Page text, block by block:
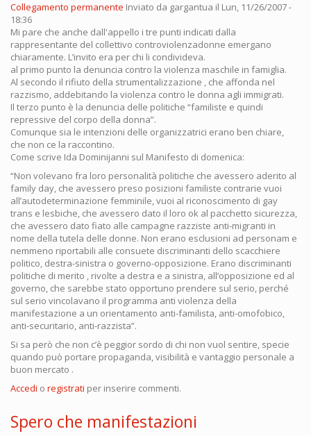
Collegamento permanente Inviato da gargantua il Lun, 11/26/2007 -
18:36
Mi pare che anche dall'appello i tre punti indicati dalla
rappresentante del collettivo controviolenzadonne emergano
chiaramente. L’invito era per chi li condivideva.
al primo punto la denuncia contro la violenza maschile in famiglia.
Al secondo il rifiuto della strumentalizzazione , che affonda nel
razzismo, addebitando la violenza contro le donna agli immigrati.
Il terzo punto è la denuncia delle politiche “familiste e quindi
repressive del corpo della donna”.
Comunque sia le intenzioni delle organizzatrici erano ben chiare,
che non ce la raccontino.
Come scrive Ida Dominijanni sul Manifesto di domenica:
“Non volevano fra loro personalità politiche che avessero aderito al
family day, che avessero preso posizioni familiste contrarie vuoi
all’autodeterminazione femminile, vuoi al riconoscimento di gay
trans e lesbiche, che avessero dato il loro ok al pacchetto sicurezza,
che avessero dato fiato alle campagne razziste anti-migranti in
nome della tutela delle donne. Non erano esclusioni ad personam e
nemmeno riportabili alle consuete discriminanti dello scacchiere
politico, destra-sinistra o governo-opposizione. Erano discriminanti
politiche di merito , rivolte a destra e a sinistra, all’opposizione ed al
governo, che sarebbe stato opportuno prendere sul serio, perché
sul serio vincolavano il programma anti violenza della
manifestazione a un orientamento anti-familista, anti-omofobico,
anti-securitario, anti-razzista”.
Si sa però che non c’è peggior sordo di chi non vuol sentire, specie
quando può portare propaganda, visibilità e vantaggio personale a
buon mercato .
Accedi o registrati per inserire commenti.
Spero che manifestazioni